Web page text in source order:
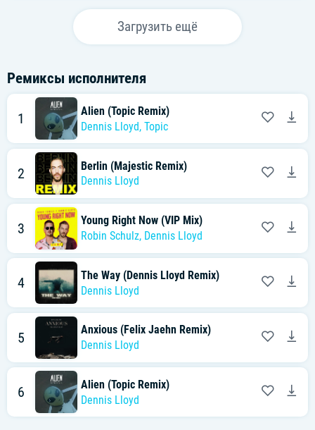
Загрузить ещё
Ремиксы исполнителя
1
Alien (Topic Remix)
Dennis Lloyd, Topic
2
Berlin (Majestic Remix)
Dennis Lloyd
3
Young Right Now (VIP Mix)
Robin Schulz, Dennis Lloyd
4
The Way (Dennis Lloyd Remix)
Dennis Lloyd
5
Anxious (Felix Jaehn Remix)
Dennis Lloyd
6
Alien (Topic Remix)
Dennis Lloyd